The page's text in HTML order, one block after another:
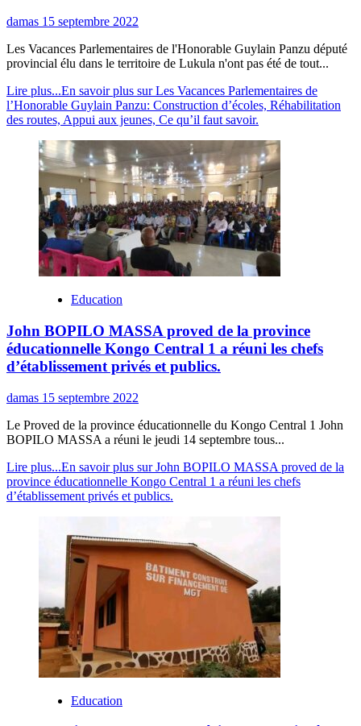
damas 15 septembre 2022
Les Vacances Parlementaires de l'Honorable Guylain Panzu député
provincial élu dans le territoire de Lukula n'ont pas été de tout...
Lire plus...En savoir plus sur Les Vacances Parlementaires de
l’Honorable Guylain Panzu: Construction d’écoles, Réhabilitation
des routes, Appui aux jeunes, Ce qu’il faut savoir.
Education
John BOPILO MASSA proved de la province
éducationnelle Kongo Central 1 a réuni les chefs
d’établissement privés et publics.
damas 15 septembre 2022
Le Proved de la province éducationnelle du Kongo Central 1 John
BOPILO MASSA a réuni le jeudi 14 septembre tous...
Lire plus...En savoir plus sur John BOPILO MASSA proved de la
province éducationnelle Kongo Central 1 a réuni les chefs
d’établissement privés et publics.
Education